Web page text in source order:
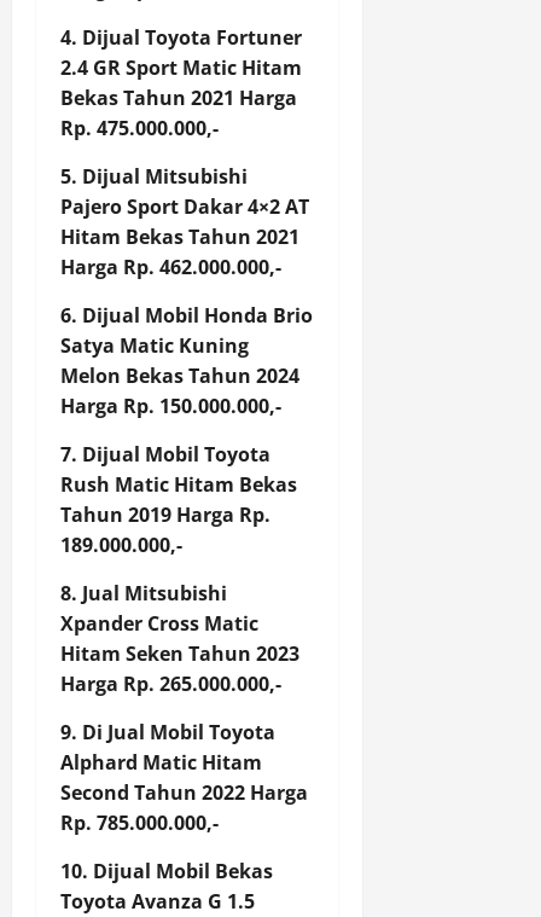
4. Dijual Toyota Fortuner
2.4 GR Sport Matic Hitam
Bekas Tahun 2021 Harga
Rp. 475.000.000,-
5. Dijual Mitsubishi
Pajero Sport Dakar 4×2 AT
Hitam Bekas Tahun 2021
Harga Rp. 462.000.000,-
6. Dijual Mobil Honda Brio
Satya Matic Kuning
Melon Bekas Tahun 2024
Harga Rp. 150.000.000,-
7. Dijual Mobil Toyota
Rush Matic Hitam Bekas
Tahun 2019 Harga Rp.
189.000.000,-
8. Jual Mitsubishi
Xpander Cross Matic
Hitam Seken Tahun 2023
Harga Rp. 265.000.000,-
9. Di Jual Mobil Toyota
Alphard Matic Hitam
Second Tahun 2022 Harga
Rp. 785.000.000,-
10. Dijual Mobil Bekas
Toyota Avanza G 1.5